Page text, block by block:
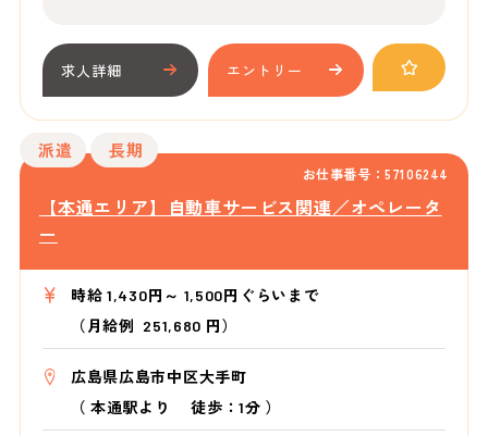
求人詳細 エントリー
お仕事番号：57106244
派遣 長期
【本通エリア】自動車サービス関連／オペレータ
ー
時給 1,430円～ 1,500円ぐらいまで
（月給例 251,680 円）
広島県広島市中区大手町
（本通駅より徒歩：1分 ）